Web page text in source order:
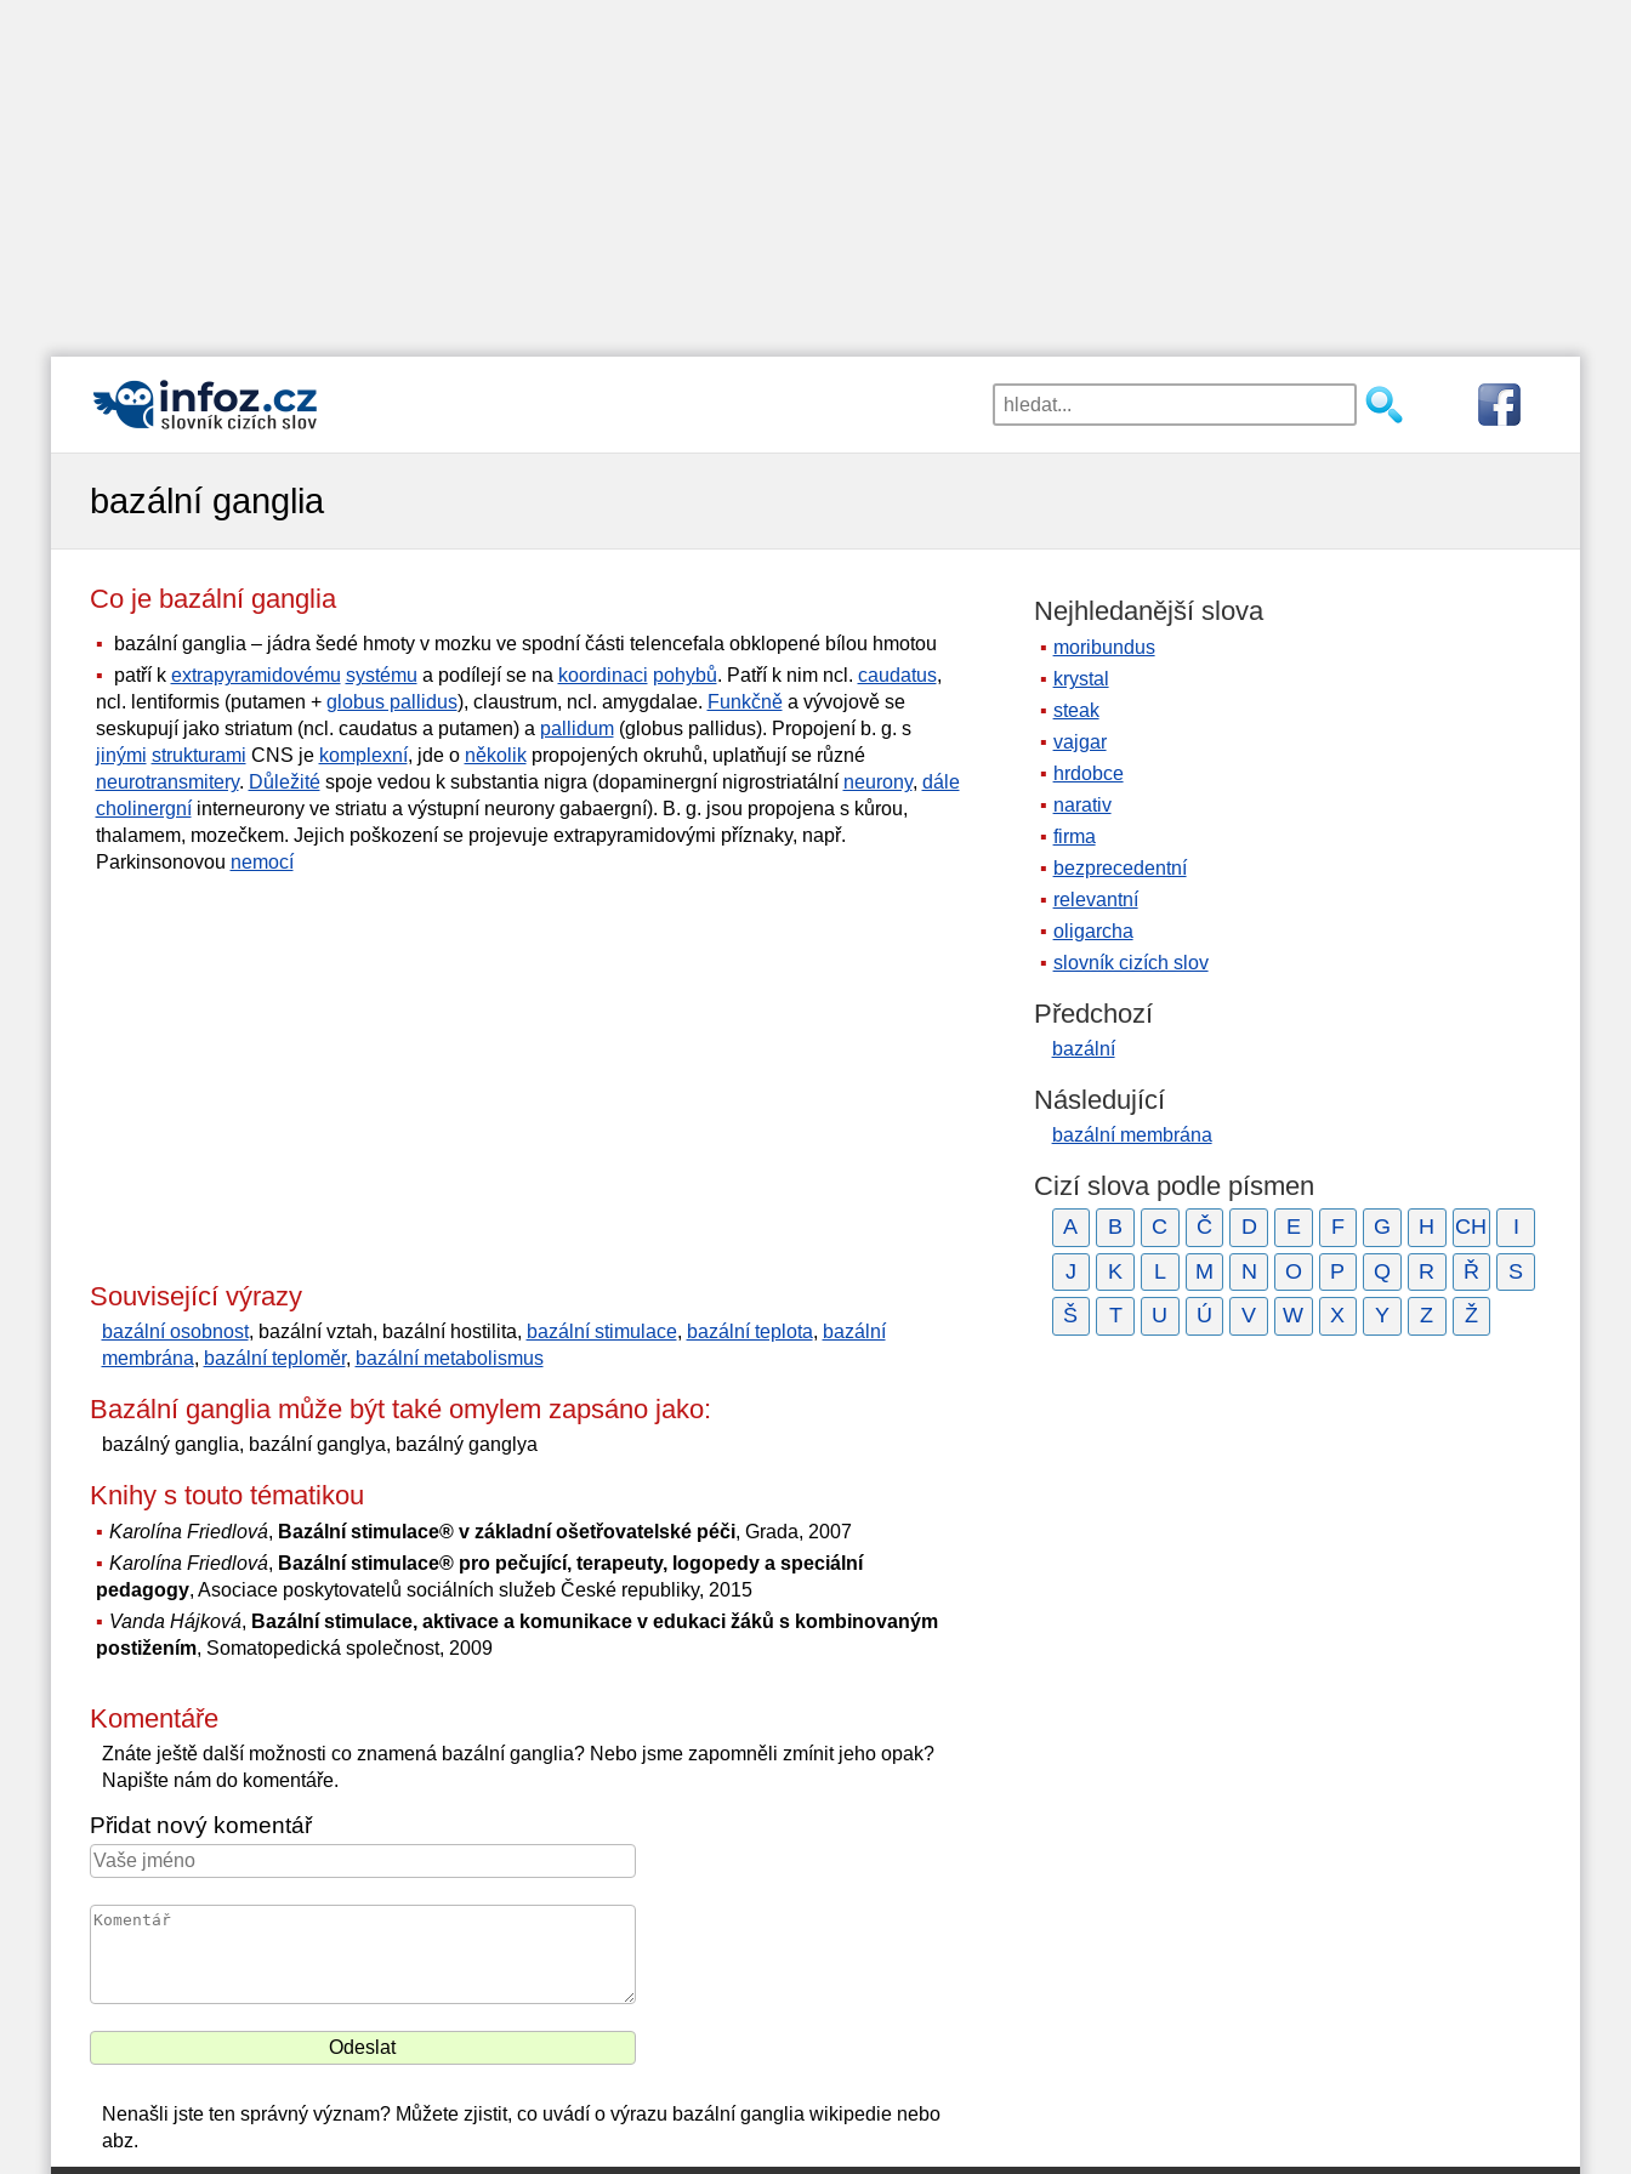
bazální ganglia
Co je bazální ganglia
bazální ganglia – jádra šedé hmoty v mozku ve spodní části telencefala obklopené bílou hmotou
patří k extrapyramidovému systému a podílejí se na koordinaci pohybů. Patří k nim ncl. caudatus,
ncl. lentiformis (putamen + globus pallidus), claustrum, ncl. amygdalae. Funkčněa vývojově se
seskupují jako striatum (ncl. caudatus a putamen) a pallidum(globus pallidus). Propojení b. g. s
jinými strukturami CNS je komplexní, jde o několikpropojených okruhů, uplatňují se různé
neurotransmitery. Důležitéspoje vedou k substantia nigra (dopaminergní nigrostriatální neurony, dále
cholinergníinterneurony ve striatu a výstupní neurony gabaergní). B. g. jsou propojena s kůrou,
thalamem, mozečkem. Jejich poškození se projevuje extrapyramidovými příznaky, např.
Parkinsonovou nemocí
Související výrazy
bazální osobnost, bazální vztah, bazální hostilita, bazální stimulace, bazální teplota, bazální
membrána, bazální teploměr, bazální metabolismus
Bazální ganglia může být také omylem zapsáno jako:
bazálný ganglia, bazální ganglya, bazálný ganglya
Knihy s touto tématikou
Karolína Friedlová, Bazální stimulace® v základní ošetřovatelské péči, Grada, 2007
Karolína Friedlová, Bazální stimulace® pro pečující, terapeuty, logopedy a speciální
pedagogy, Asociace poskytovatelů sociálních služeb České republiky, 2015
Vanda Hájková, Bazální stimulace, aktivace a komunikace v edukaci žáků s kombinovaným
postižením, Somatopedická společnost, 2009
Komentáře
Znáte ještě další možnosti co znamená bazální ganglia? Nebo jsme zapomněli zmínit jeho opak?
Napište nám do komentáře.
Přidat nový komentář
Nenašli jste ten správný význam? Můžete zjistit, co uvádí o výrazu bazální ganglia wikipedie nebo
abz.
Nejhledanější slova
moribundus
krystal
steak
vajgar
hrdobce
narativ
firma
bezprecedentní
relevantní
oligarcha
slovník cizích slov
Předchozí
bazální
Následující
bazální membrána
Cizí slova podle písmen
A B C Č D E F G H CH
I
J
K L M N O P Q R Ř
S
Š
T U Ú V W X Y Z Ž